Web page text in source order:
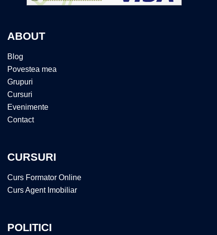
ABOUT
Blog
Povestea mea
Grupuri
Cursuri
Evenimente
Contact
CURSURI
Curs Formator Online
Curs Agent Imobiliar
POLITICI